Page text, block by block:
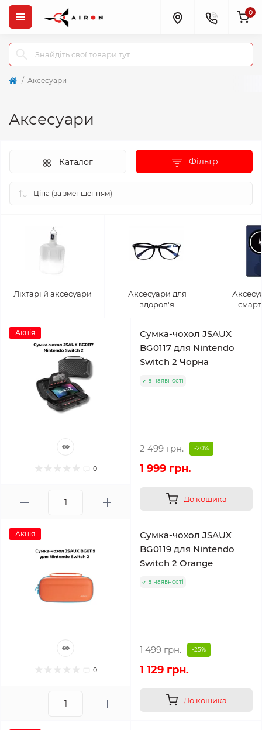
0
Аксесуари
Аксесуари
Каталог Фільтр
Ліхтарі й аксесуари
Аксесуари для
здоров'я
Акція
0
Сумка-чохол JSAUX
BG0117 для Nintendo
Switch 2 Чорна
в наявності
2 499 грн. -20%
1 999 грн.
До кошика
Акція
0
Сумка-чохол JSAUX
BG0119 для Nintendo
Switch 2 Orange
в наявності
1 499 грн. -25%
1 129 грн.
До кошика